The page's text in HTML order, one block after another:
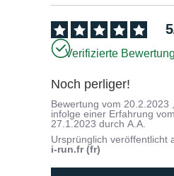
5
Verifizierte
Noch perliger!
Bewertung vom 20.2.2023
infolge einer Erfahrung
27.1.2023 durchA.A.
Ursprünglich veröffentlicht
i-run.fr (fr)